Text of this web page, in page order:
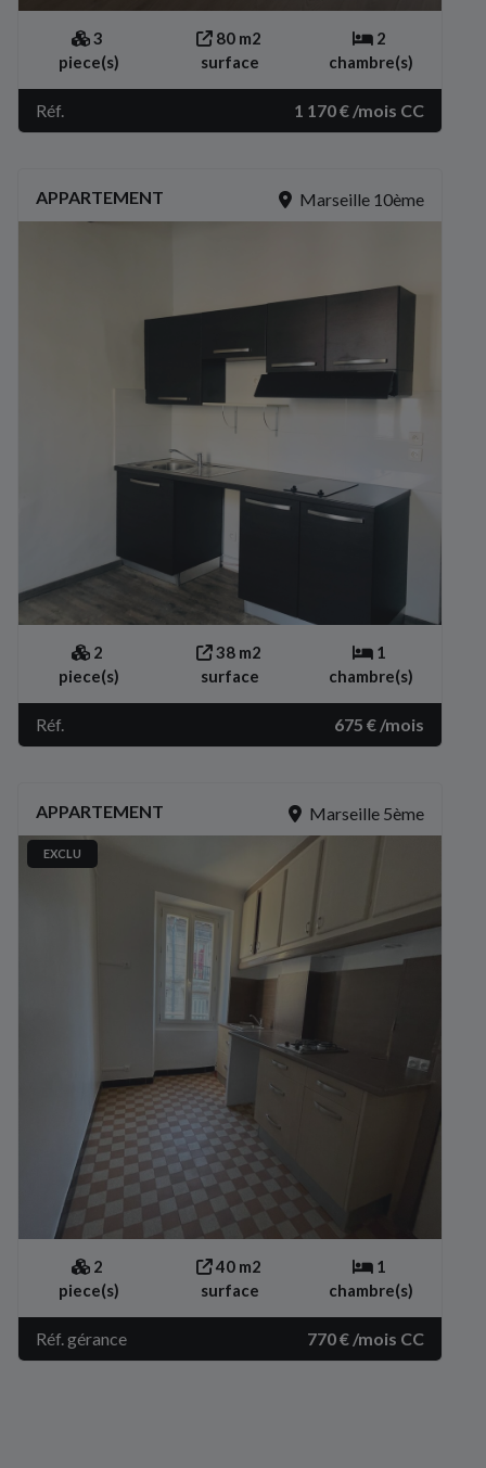
3
piece(s)
80 m2
surface
2
chambre(s)
Réf. 1 170 € /mois CC
APPARTEMENT Marseille 10ème
2
piece(s)
38 m2
surface
1
chambre(s)
Réf. 675 € /mois
APPARTEMENT Marseille 5ème
EXCLU
2
piece(s)
40 m2
surface
1
chambre(s)
Réf. gérance 770 € /mois CC